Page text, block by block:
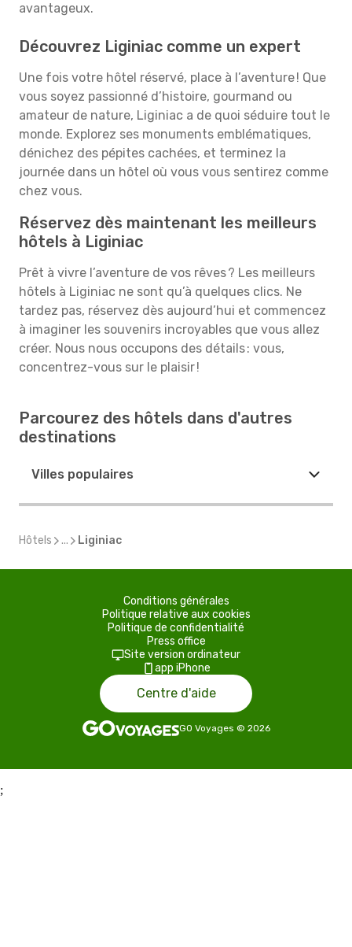
avantageux.
Découvrez Liginiac comme un expert
Une fois votre hôtel réservé, place à l’aventure ! Que
vous soyez passionné d’histoire, gourmand ou
amateur de nature, Liginiac a de quoi séduire tout le
monde. Explorez ses monuments emblématiques,
dénichez des pépites cachées, et terminez la
journée dans un hôtel où vous vous sentirez comme
chez vous.
Réservez dès maintenant les meilleurs
hôtels à Liginiac
Prêt à vivre l’aventure de vos rêves ? Les meilleurs
hôtels à Liginiac ne sont qu’à quelques clics. Ne
tardez pas, réservez dès aujourd’hui et commencez
à imaginer les souvenirs incroyables que vous allez
créer. Nous nous occupons des détails : vous,
concentrez-vous sur le plaisir !
Parcourez des hôtels dans d'autres
destinations
Villes populaires
Hôtels ... Liginiac
Conditions générales
Politique relative aux cookies
Politique de confidentialité
Press office
Site version ordinateur
app iPhone
Centre d'aide
GO Voyages © 2026
;